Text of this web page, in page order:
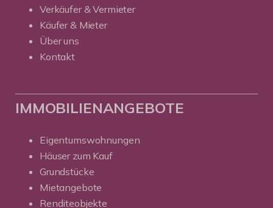
Verkäufer & Vermieter
Käufer & Mieter
Über uns
Kontakt
IMMOBILIENANGEBOTE
Eigentumswohnungen
Häuser zum Kauf
Grundstücke
Mietangebote
Renditeobjekte